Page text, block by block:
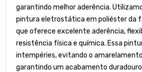
garantindo melhor aderência.
pintura eletrostática em poliéster da
que oferece excelente aderência,
resistência física e química. Essa
intempéries, evitando o
garantindo um acabamento